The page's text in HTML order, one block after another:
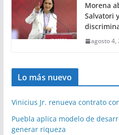
Morena
Salvatori
agosto 4,
Lo más nuevo
Vinicius Jr. renueva contrato
Puebla aplica modelo de
generar riqueza